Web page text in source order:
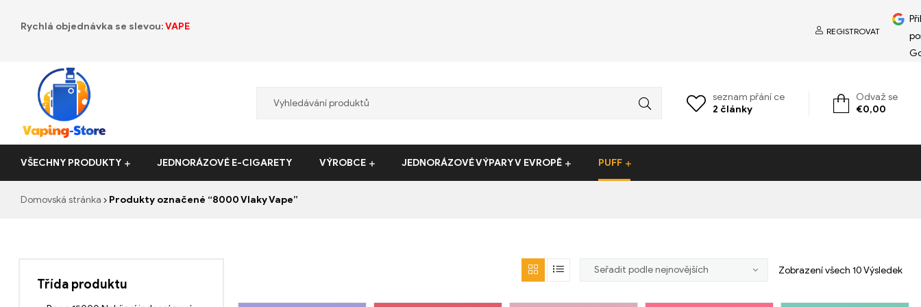
Rychlá objednávka se slevou:VAPE REGISTROVAT
Vaping-
Store.de
seznam přání ce
2 články
Odvaž se
€0,00
VŠECHNY PRODUKTY JEDNORÁZOVÉ E-CIGARETY VÝROBCE JEDNORÁZOVÉ VÝPARY V EVROPĚ PUFF
Domovská stránka Produkty označené “8000 Vlaky Vape”
Zobrazení všech 10 Výsledek
Třída produktu